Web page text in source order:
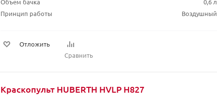
Объем бачка
0,6 л
Принцип работы
Воздушный
Отложить
Сравнить
Краскопульт HUBERTH HVLP H827